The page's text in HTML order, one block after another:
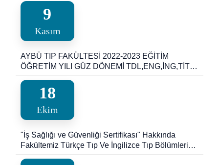
9
Kasım
AYBÜ TIP FAKÜLTESİ 2022-2023 EĞİTİM
ÖĞRETİM YILI GÜZ DÖNEMİ TDL,ENG,İNG,TİT
TARİHLERİ
18
Ekim
"İş Sağlığı ve Güvenliği Sertifikası" Hakkında
Fakültemiz Türkçe Tıp Ve İngilizce Tıp Bölümleri